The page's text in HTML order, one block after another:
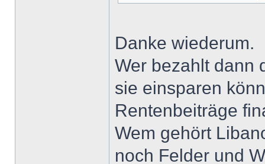
Danke wiederum.
Wer bezahlt dann
sie einsparen
Rentenbeiträge
Wem gehört
noch Felder und